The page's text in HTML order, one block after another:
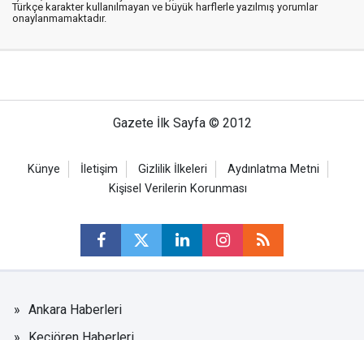
Türkçe karakter kullanılmayan ve büyük harflerle yazılmış yorumlar
onaylanmamaktadır.
Gazete İlk Sayfa © 2012
Künye İletişim Gizlilik İlkeleri
Aydınlatma Metni
Kişisel Verilerin Korunması
Ankara Haberleri